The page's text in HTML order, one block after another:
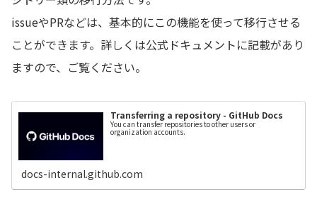
issueやPRなどは、基本的にこの機能を使って移行させる
ことができます。詳しくは公式ドキュメントに記載があり
ますので、ご覧ください。
Transferring a repository - GitHub Docs
You can transfer repositories to other users or
organization accounts.
docs-internal.github.com